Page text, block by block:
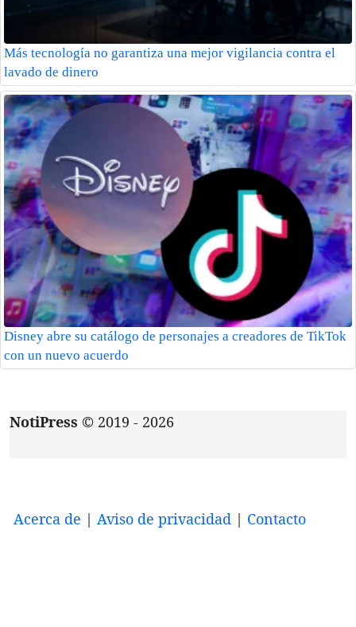
Más tecnología no garantiza una mejor vigilancia contra el
lavado de dinero
Disney abre su catálogo de personajes a creadores de TikTok
con un nuevo acuerdo
NotiPress © 2019 - 2026
Acerca de | Aviso de privacidad | Contacto